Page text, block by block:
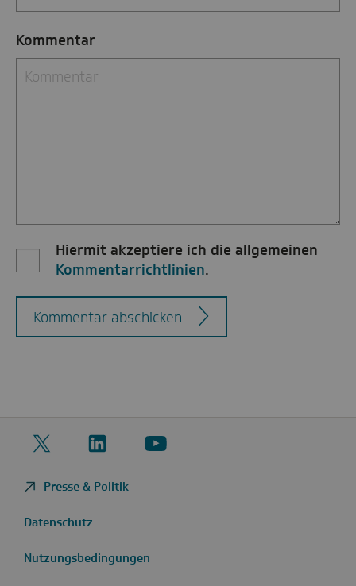
Kommentar
Hiermit akzeptiere ich die allgemeinen
Kommentarrichtlinien.
Kommentar abschicken
Twitter
LinkedIn
YouTube
Presse & Politik
Datenschutz
Nutzungsbedingungen